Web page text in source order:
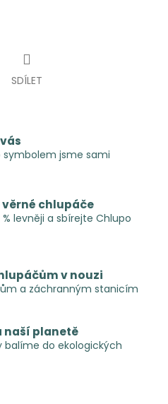
SDÍLET
jsme sami
chlupáče
levněji a sbírejte Chlupo
v nouzi
a záchranným stanicím
naší planetě
balíme do ekologických